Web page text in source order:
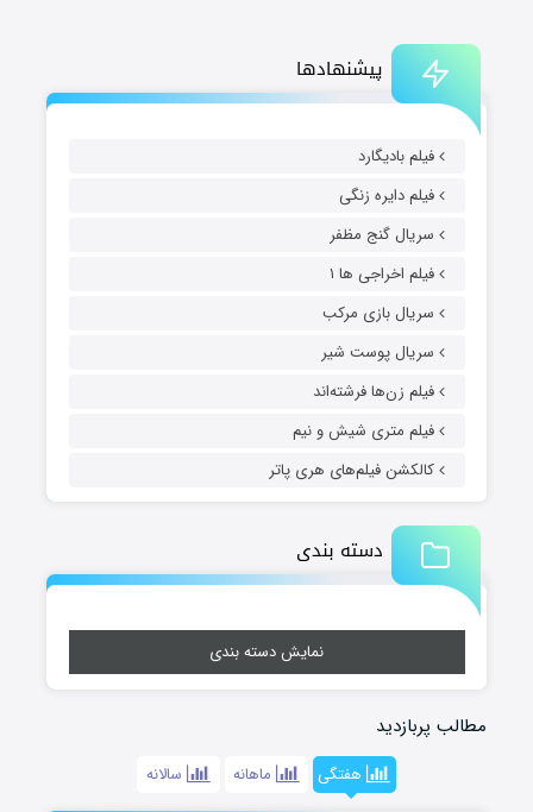
پیشنهادها
فیلم بادیگارد
فیلم دایره زنگی
سریال گنج مظفر
فیلم اخراجی ها ۱
سریال بازی مرکب
سریال پوست شیر
فیلم زن‌ها فرشته‌اند
فیلم متری شیش و نیم
کالکشن فیلم‌های هری پاتر
دسته بندی
نمایش دسته بندی
مطالب پربازدید
هفتگی ماهانه سالانه